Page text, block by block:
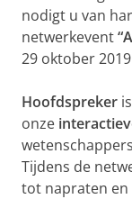
nodigt u van
netwerkevent
29 oktober
Hoofdspreker
onze
Tijdens de
tot napraten en